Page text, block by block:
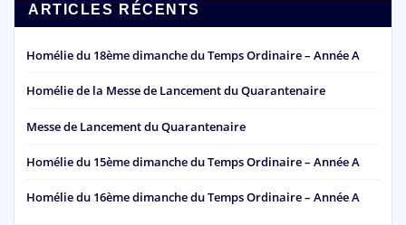
ARTICLES RÉCENTS
Homélie du 18ème dimanche du Temps Ordinaire – Année A
Homélie de la Messe de Lancement du Quarantenaire
Messe de Lancement du Quarantenaire
Homélie du 15ème dimanche du Temps Ordinaire – Année A
Homélie du 16ème dimanche du Temps Ordinaire – Année A